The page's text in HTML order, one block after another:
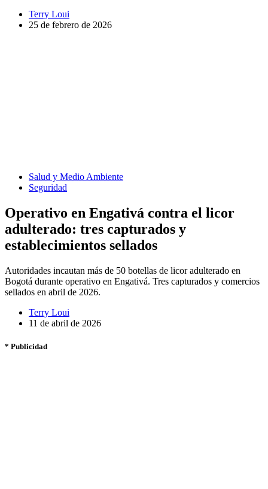
Terry Loui
25 de febrero de 2026
Salud y Medio Ambiente
Seguridad
Operativo en Engativá contra el licor
adulterado: tres capturados y
establecimientos sellados
Autoridades incautan más de 50 botellas de licor adulterado en
Bogotá durante operativo en Engativá. Tres capturados y comercios
sellados en abril de 2026.
Terry Loui
11 de abril de 2026
* Publicidad